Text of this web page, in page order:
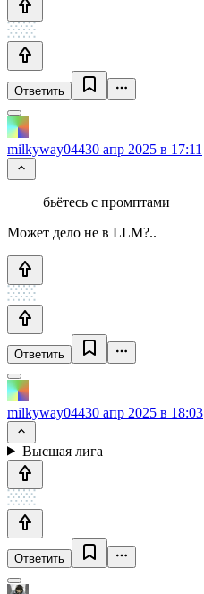
Ответить
milkyway04430 апр 2025 в 17:11
бьётесь с промптами
Может дело не в LLM?..
Ответить
milkyway04430 апр 2025 в 18:03
Высшая лига
Ответить